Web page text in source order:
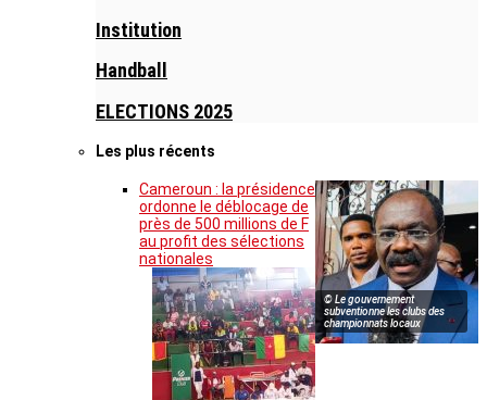
Institution
Handball
ELECTIONS 2025
Les plus récents
© Le gouvernement
subventionne les clubs des
championnats locaux
Cameroun : la présidence
ordonne le déblocage de
près de 500 millions de F
au profit des sélections
nationales